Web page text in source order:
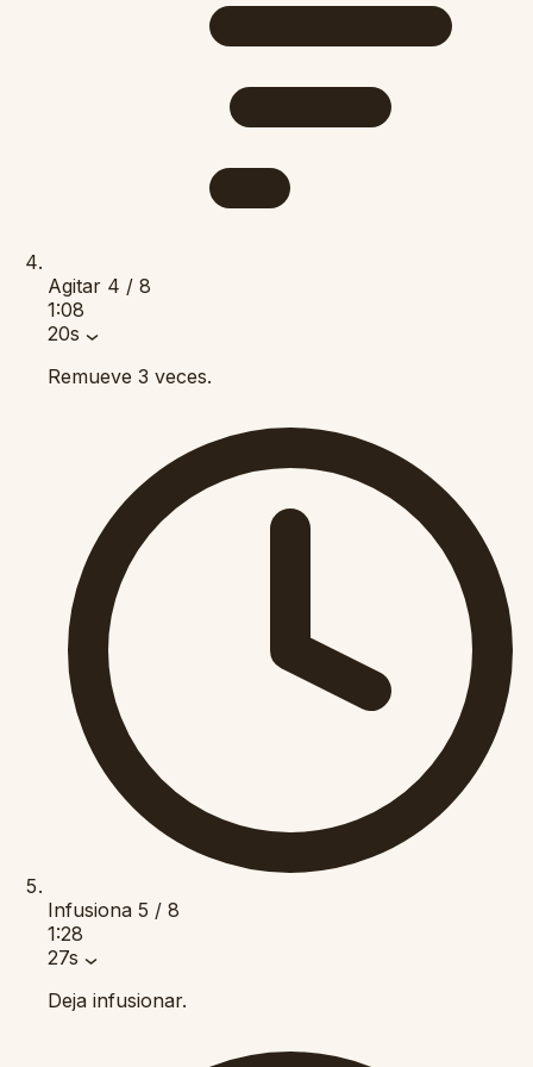
Agitar 4 / 8
1:08
20s
Remueve 3 veces.
Infusiona 5 / 8
1:28
27s
Deja infusionar.